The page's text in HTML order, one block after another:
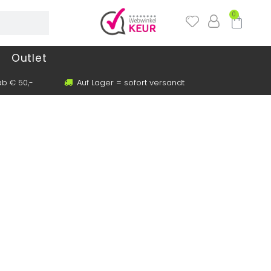
0
Outlet
€ 50,- Auf Lager = sofort versandt